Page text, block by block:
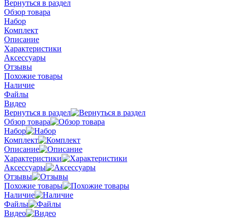
Вернуться в раздел
Обзор товара
Набор
Комплект
Описание
Характеристики
Аксессуары
Отзывы
Похожие товары
Наличие
Файлы
Видео
Вернуться в раздел
Обзор товара
Набор
Комплект
Описание
Характеристики
Аксессуары
Отзывы
Похожие товары
Наличие
Файлы
Видео